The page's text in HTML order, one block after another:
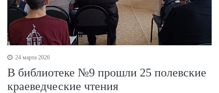
24 марта 2026
В библиотеке №9 прошли 25 полевские
краеведческие чтения